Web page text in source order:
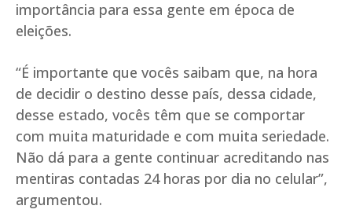
importância para essa gente em época de
eleições.
“É importante que vocês saibam que, na hora
de decidir o destino desse país, dessa cidade,
desse estado, vocês têm que se comportar
com muita maturidade e com muita seriedade.
Não dá para a gente continuar acreditando nas
mentiras contadas 24 horas por dia no celular”,
argumentou.